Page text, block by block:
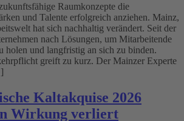
Raumkonzepte die
und Talente erfolgreich anziehen. Mainz,
hat sich nachhaltig verändert. Seit der
nach Lösungen, um Mitarbeitende
holen und langfristig an sich zu binden.
greift zu kurz. Der Mainzer Experte
Kaltakquise 2026
Wirkung verliert